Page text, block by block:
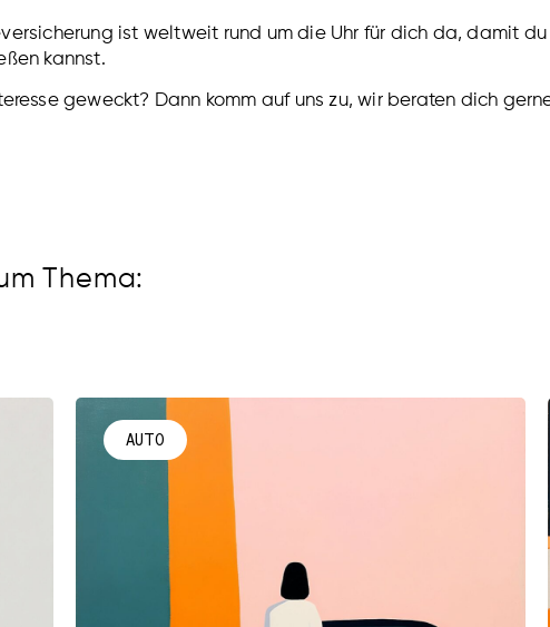
ist weltweit rund um die Uhr für dich da, damit
kannst.
geweckt? Dann komm auf uns zu, wir beraten dich
Thema:
AUTO